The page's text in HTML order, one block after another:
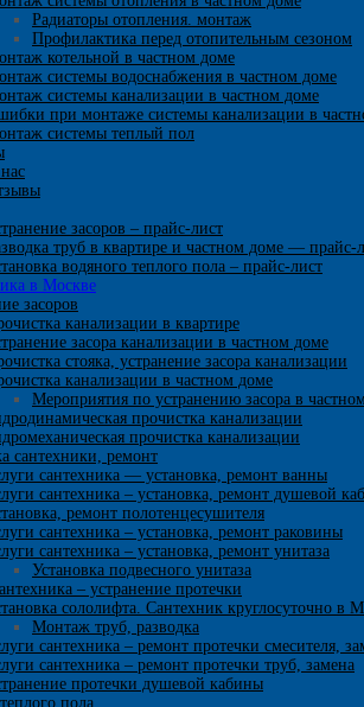
Радиаторы отопления. монтаж
Профилактика перед отопительным сезоном
котельной в частном доме
системы водоснабжения в частном доме
системы канализации в частном доме
при монтаже системы канализации в
системы теплый пол
засоров – прайс-лист
труб в квартире и частном доме — прайс-
водяного теплого пола – прайс-лист
в Москве
засоров
канализации в квартире
засора канализации в частном доме
стояка, устранение засора канализации
канализации в частном доме
Мероприятия по устранению засора в
прочистка канализации
прочистка канализации
сантехники, ремонт
сантехника — установка, ремонт ванны
сантехника – установка, ремонт душевой
ремонт полотенцесушителя
сантехника – установка, ремонт раковины
сантехника – установка, ремонт унитаза
Установка подвесного унитаза
– устранение протечки
сололифта. Сантехник круглосуточно в
Монтаж труб, разводка
сантехника – ремонт протечки смесителя,
сантехника – ремонт протечки труб, замена
протечки душевой кабины
пола